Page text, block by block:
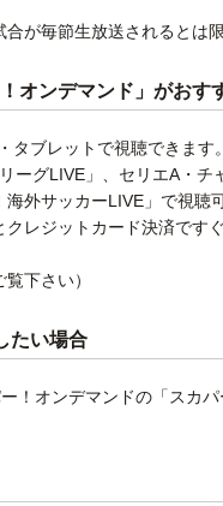
が毎節生放送されるとは限
オンデマンド」がおす
タブレットで視聴できます
ーグLIVE」、セリエA・チ
外サッカーLIVE」で視聴
レジットカード決済です
下さい）
たい場合
！オンデマンドの「スカ